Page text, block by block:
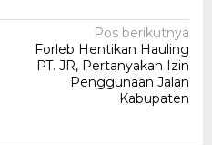
Pos berikutnya
Forleb Hentikan Hauling
PT. JR, Pertanyakan Izin
Penggunaan Jalan
Kabupaten